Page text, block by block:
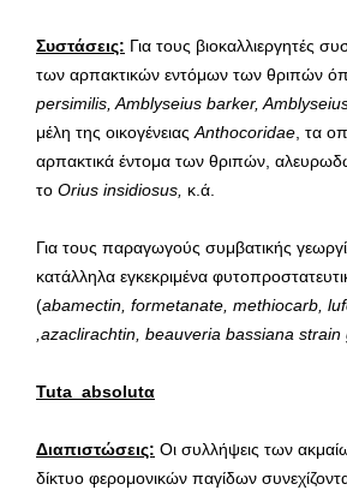
Συστάσεις: Για τους βιοκαλλιεργητές
των αρπακτικών εντόμων των θριπών
persimilis,Amblyseius barker,
μέλη της οικογένειαςAnthocoridae, τα
αρπακτικά έντομα των θριπών,
το Orius insidiosus, κ.ά.
Για τους παραγωγούς συμβατικής
κατάλληλα εγκεκριμένα
(abamectin, formetanate, methiocarb,
,azaclirachtin, beauveria bassiana strain
Tuta absolutα
Διαπιστώσεις: Οι συλλήψεις των
δίκτυο φερομονικών παγίδων